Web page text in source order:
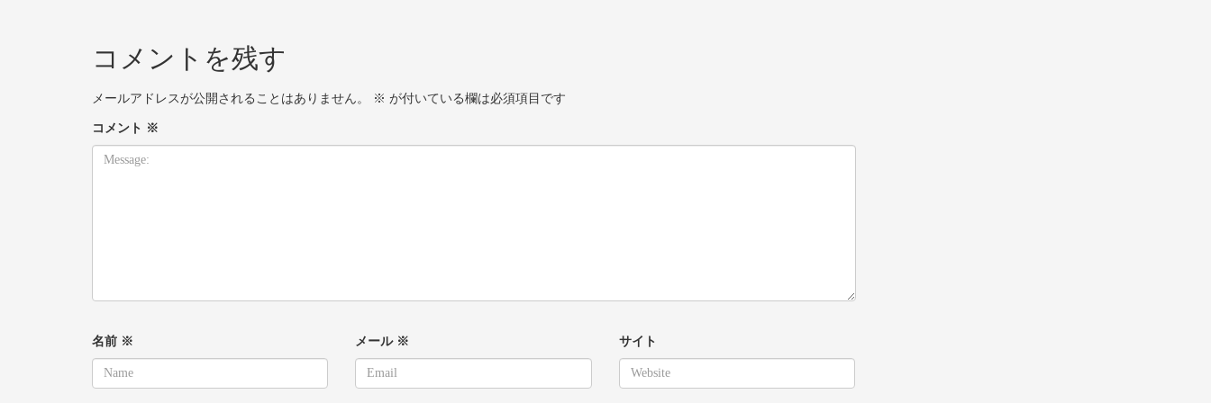
コメントを残す
メールアドレスが公開されることはありません。 ※ が付いている欄は必須項目です
コメント ※
名前 ※ メール ※ サイト